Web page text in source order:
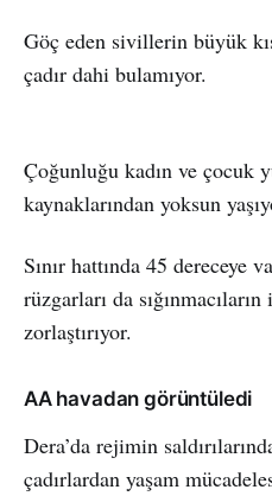
Göç eden sivillerin büyük
çadır dahi bulamıyor.
Çoğunluğu kadın ve çocuk
kaynaklarından yoksun
Sınır hattında 45 dereceye
rüzgarları da
zorlaştırıyor.
AA havadan görüntüledi
Dera’da rejimin
çadırlardan yaşam